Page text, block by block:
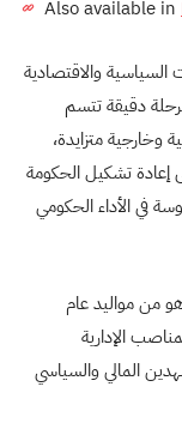
Also available in
والاقتصادية
دقيقة تتسم
وخارجية متزايدة،
إعادة تشكيل الحكومة
في الأداء الحكومي
من مواليد عام
الإدارية
المالي والسياسي